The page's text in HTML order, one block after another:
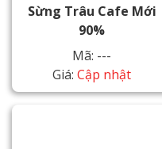
Sừng Trâu Cafe Mới
90%
Mã: ---
Giá: Cập nhật